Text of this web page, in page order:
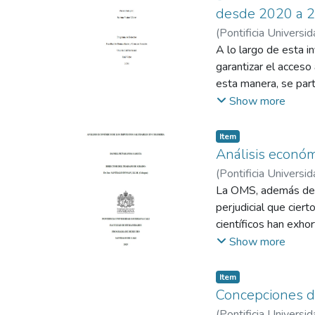
desde 2020 a
(Pontificia
A lo largo de esta
garantizar el
esta manera, se
Colombia,
procedimiento y
prerrogativa, entre
desconocimiento
con la suficiente
comunidades. Así
principio de
mediante la
el acceso a la
puesto que la
Su técnica fue
Show more
Item
Análisis
(Pontificia
La OMS, además
perjudicial que
científicos han
las personas en lo
idea de las
informado a tomar
estas instituciones,
Show more
Item
Concepciones